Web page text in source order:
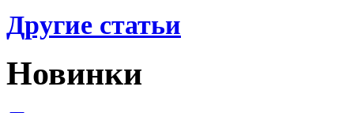
Другие статьи
Новинки